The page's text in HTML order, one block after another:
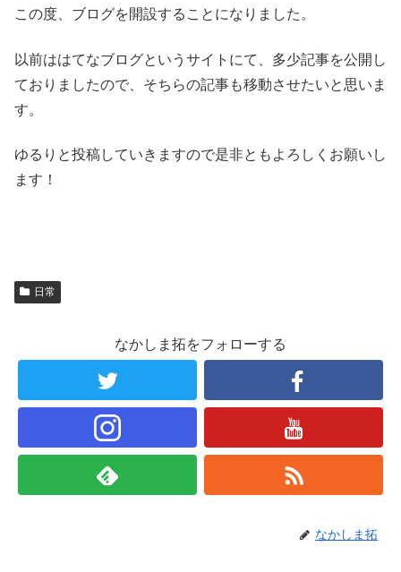
この度、ブログを開設することになりました。
以前ははてなブログというサイトにて、多少記事を公開し
ておりましたので、そちらの記事も移動させたいと思いま
す。
ゆるりと投稿していきますので是非ともよろしくお願いし
ます！
日常
なかしま拓をフォローする
なかしま拓